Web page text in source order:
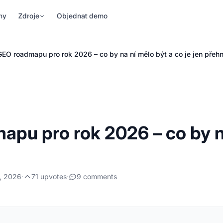
Nástroj pro sledování pozic v
Ovládněte, jak AI
rank …
Zdroje
o AI
v AI
otázky
Objednat demo
roadmapu pro rok 2026 – co by na ní mělo být a co je jen
pro rok 2026 – co by
2026· 71 upvotes· 9 comments